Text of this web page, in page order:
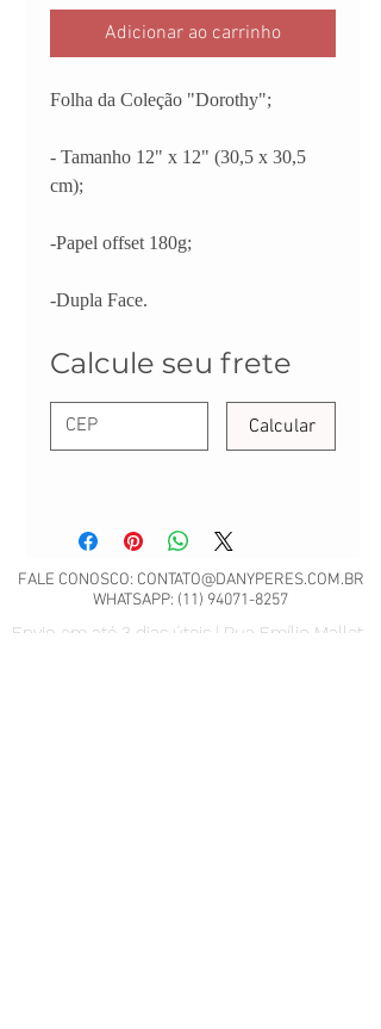
Adicionar ao carrinho
Folha da Coleção "Dorothy";
- Tamanho 12" x 12" (30,5 x 30,5
cm);
-Papel offset 180g;
-Dupla Face.
Calcule seu frete
Calcular
FALE CONOSCO: CONTATO@DANYPERES.COM.BR
WHATSAPP: (11) 94071-8257
Envio em até 3 dias úteis | Rua Emílio Mallet,